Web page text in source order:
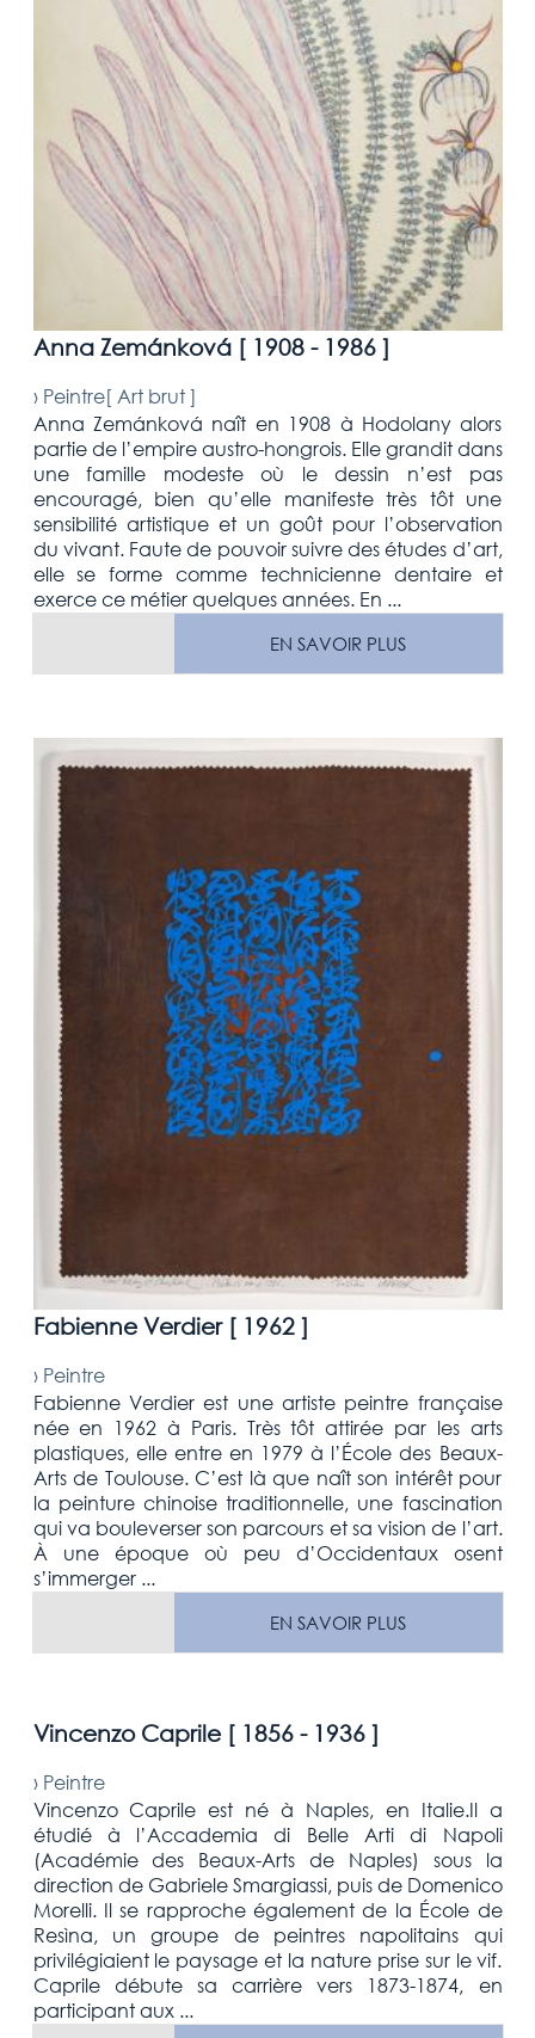
Anna Zemánková [ 1908 - 1986]
› Peintre[ Art brut]
Anna Zemánková naît en 1908 à Hodolany alors
partie de l’empire austro-hongrois. Elle grandit dans
une famille modeste où le dessin n’est pas
encouragé, bien qu’elle manifeste très tôt une
sensibilité artistique et un goût pour l’observation
du vivant. Faute de pouvoir suivre des études d’art,
elle se forme comme technicienne dentaire et
exerce ce métier quelques années. En ...
EN SAVOIR PLUS
Fabienne Verdier [ 1962]
› Peintre
Fabienne Verdier est une artiste peintre française
née en 1962 à Paris. Très tôt attirée par les arts
plastiques, elle entre en 1979 à l’École des Beaux-
Arts de Toulouse. C’est là que naît son intérêt pour
la peinture chinoise traditionnelle, une fascination
qui va bouleverser son parcours et sa vision de l’art.
À une époque où peu d’Occidentaux osent
s’immerger ...
EN SAVOIR PLUS
Vincenzo Caprile [ 1856 - 1936]
› Peintre
Vincenzo Caprile est né à Naples, en Italie.Il a
étudié à l’Accademia di Belle Arti di Napoli
(Académie des Beaux-Arts de Naples) sous la
direction de Gabriele Smargiassi, puis de Domenico
Morelli. Il se rapproche également de la École de
Resìna, un groupe de peintres napolitains qui
privilégiaient le paysage et la nature prise sur le vif.
Caprile débute sa carrière vers 1873-1874, en
participant aux ...